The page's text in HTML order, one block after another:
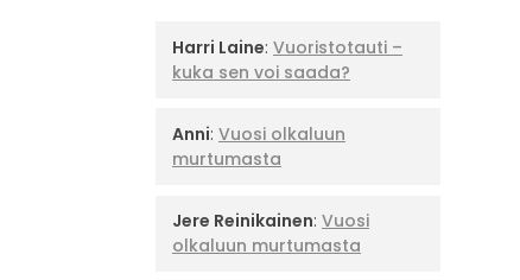
Harri Laine: Vuoristotauti –
kuka sen voi saada?
Anni: Vuosi olkaluun
murtumasta
Jere Reinikainen: Vuosi
olkaluun murtumasta